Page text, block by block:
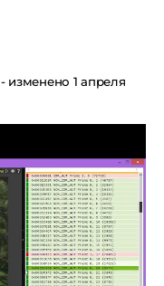
- изменено 1 апреля